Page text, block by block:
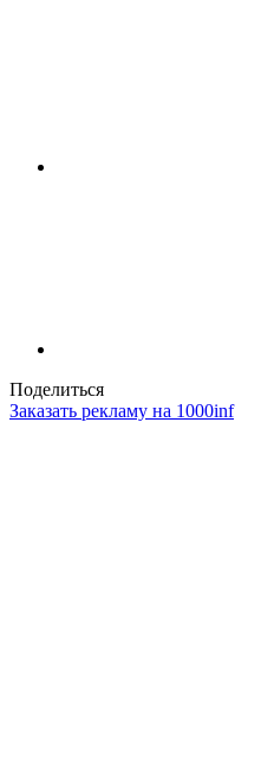
Поделиться
Заказать рекламу на 1000inf